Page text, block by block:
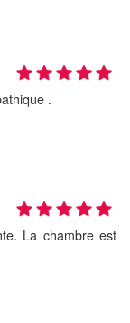
.
La chambre est